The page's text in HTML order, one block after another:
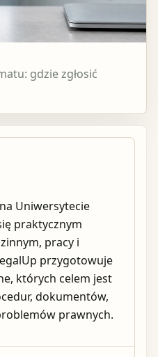
gdzie zgłosić
Uniwersytecie
praktycznym
pracy i
przygotowuje
których celem jest
dokumentów,
prawnych.